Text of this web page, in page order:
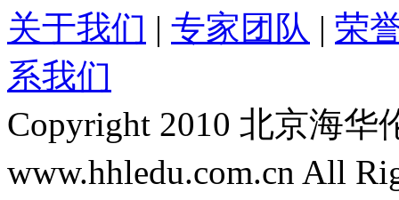
关于我们 | 专家团队 | 荣
系我们
Copyright 2010 北京海
www.hhledu.com.cn All